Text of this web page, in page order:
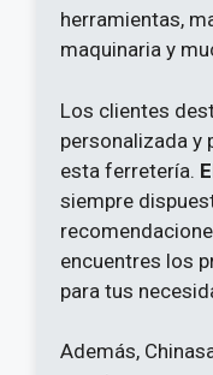
herramientas,
maquinaria y
Los clientes
personalizada y
esta ferretería.
siempre
encuentres los
para tus
Además,